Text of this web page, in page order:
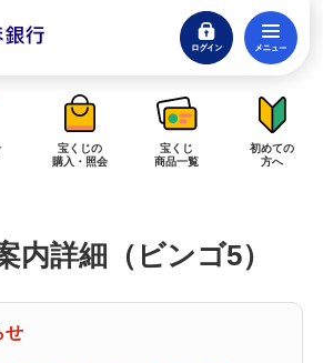
ログイン
閉じる
ダイレクトログイン
について
認方法について
宝くじの
購入・照会
宝くじ
商品一覧
初めての
方へ
内詳細（ビンゴ5）
せ